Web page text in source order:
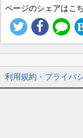
ページのシェアはこ
利用規約・プライバ